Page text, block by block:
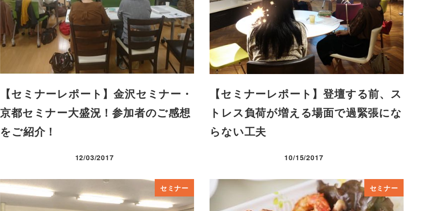
【セミナーレポート】金沢セミナー・
京都セミナー大盛況！参加者のご感想
をご紹介！
投稿日
12/03/2017
【セミナーレポート】登壇する前、ス
トレス負荷が増える場面で過緊張にな
らない工夫
投稿日
10/15/2017
セミナー セミナー